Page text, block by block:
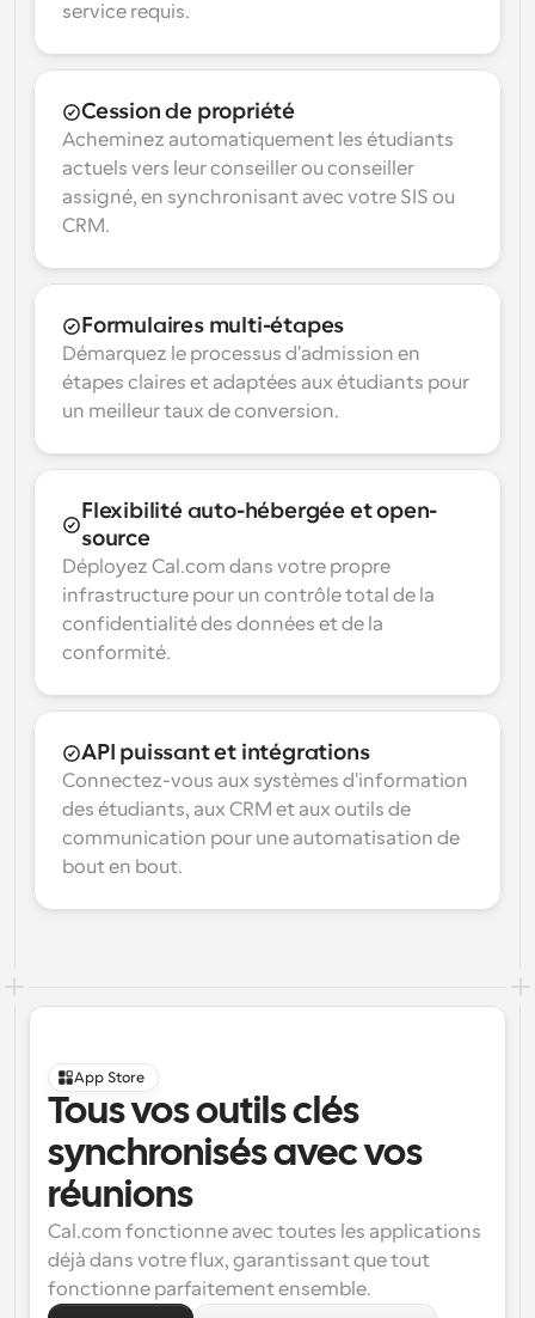
service requis.
Cession de propriété
Acheminez automatiquement les étudiants
actuels vers leur conseiller ou conseiller
assigné, en synchronisant avec votre SIS ou
CRM.
Formulaires multi-étapes
Démarquez le processus d'admission en
étapes claires et adaptées aux étudiants pour
un meilleur taux de conversion.
Flexibilité auto-hébergée et open-
source
Déployez Cal.com dans votre propre
infrastructure pour un contrôle total de la
confidentialité des données et de la
conformité.
API puissant et intégrations
Connectez-vous aux systèmes d'information
des étudiants, aux CRM et aux outils de
communication pour une automatisation de
bout en bout.
App Store
Tous vos outils clés
synchronisés avec vos
réunions
Cal.com fonctionne avec toutes les applications
déjà dans votre flux, garantissant que tout
fonctionne parfaitement ensemble.